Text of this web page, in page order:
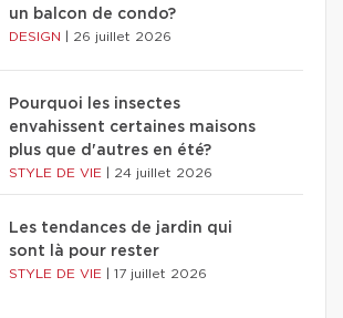
un balcon de condo?
DESIGN 26 juillet 2026
Pourquoi les insectes
envahissent certaines maisons
plus que d'autres en été?
STYLE DE VIE 24 juillet 2026
Les tendances de jardin qui
sont là pour rester
STYLE DE VIE 17 juillet 2026